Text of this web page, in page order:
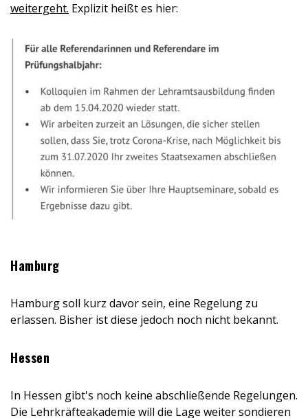
weitergeht. Explizit heißt es hier:
Hamburg
Hamburg soll kurz davor sein, eine Regelung zu
erlassen. Bisher ist diese jedoch noch nicht bekannt.
Hessen
In Hessen gibt's noch keine abschließende Regelungen.
Die Lehrkräfteakademie will die Lage weiter sondieren